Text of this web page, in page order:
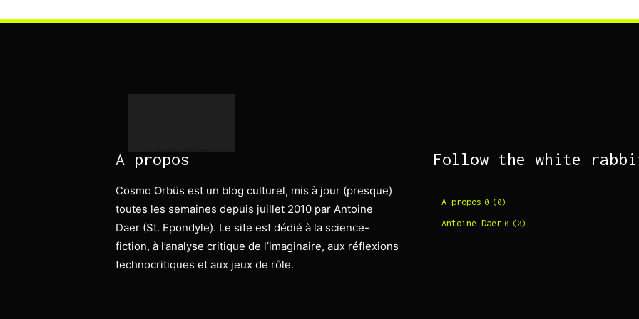
0 (0)
" alt="science-fiction-analyse-jdr" width="463" height="583">
A propos
Cosmo Orbüs est un blog culturel, mis à jour (presque)
toutes les semaines depuis juillet 2010 par Antoine
Daer (St. Epondyle). Le site est dédié à la science-
fiction, à l’analyse critique de l’imaginaire, aux réflexions
technocritiques et aux jeux de rôle.
Follow the white
A propos 0 (0)
Antoine Daer 0 (0)